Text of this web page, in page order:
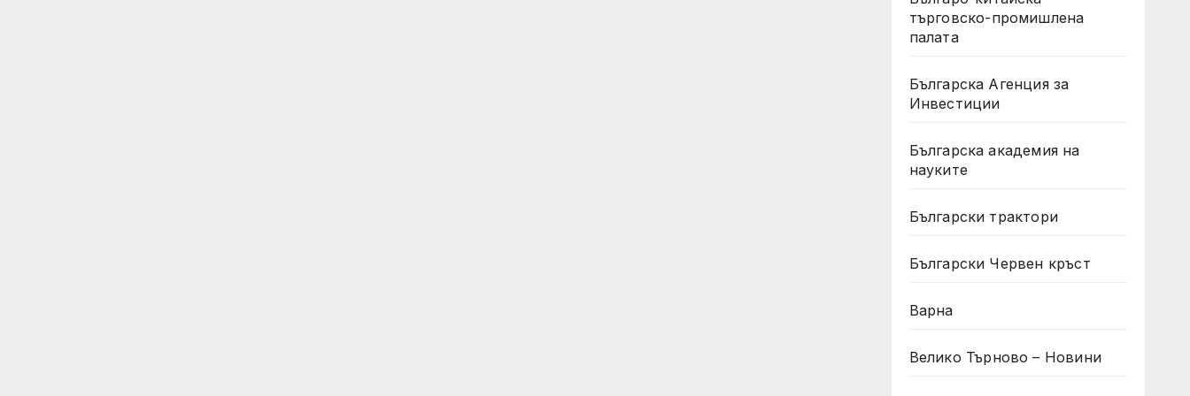
търговско-промишлена
палата
Българска Агенция за
Инвестиции
Българска академия на
науките
Български трактори
Български Червен кръст
Варна
Велико Търново – Новини